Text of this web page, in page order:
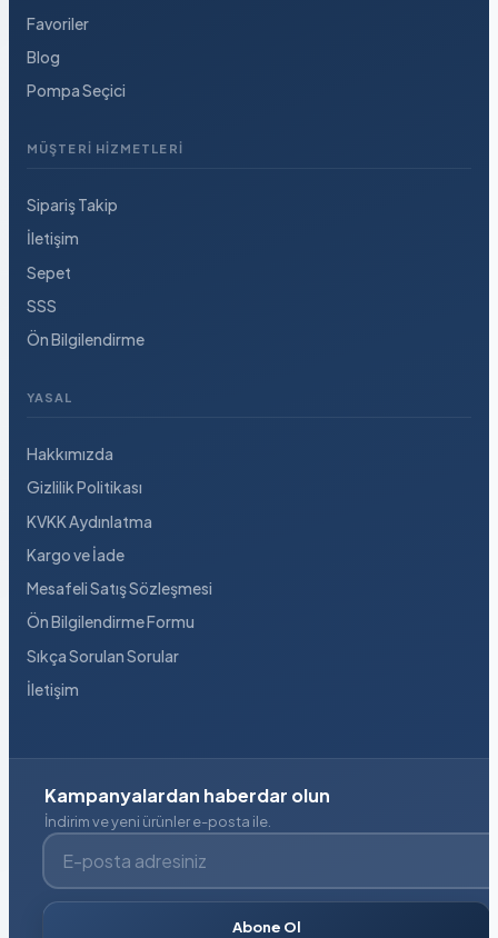
Favoriler
Blog
Pompa Seçici
MÜŞTERI HIZMETLERI
Sipariş Takip
İletişim
Sepet
SSS
Ön Bilgilendirme
YASAL
Hakkımızda
Gizlilik Politikası
KVKK Aydınlatma
Kargo ve İade
Mesafeli Satış Sözleşmesi
Ön Bilgilendirme Formu
Sıkça Sorulan Sorular
İletişim
Kampanyalardan haberdar olun
İndirim ve yeni ürünler e-posta ile.
E-posta adresiniz
Abone Ol